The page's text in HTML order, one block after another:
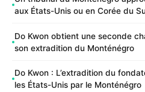
aux États-Unis ou en Corée du
Do Kwon obtient une seconde
son extradition du Monténégro
Do Kwon : L’extradition du
les États-Unis par le Monténégro